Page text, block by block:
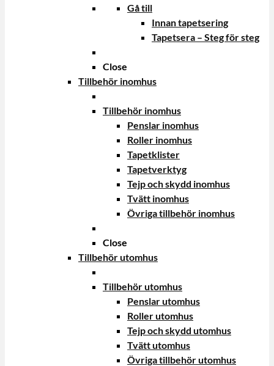
Gå till
Innan tapetsering
Tapetsera – Steg för steg
Close
Tillbehör inomhus
Tillbehör inomhus
Penslar inomhus
Roller inomhus
Tapetklister
Tapetverktyg
Tejp och skydd inomhus
Tvätt inomhus
Övriga tillbehör inomhus
Close
Tillbehör utomhus
Tillbehör utomhus
Penslar utomhus
Roller utomhus
Tejp och skydd utomhus
Tvätt utomhus
Övriga tillbehör utomhus